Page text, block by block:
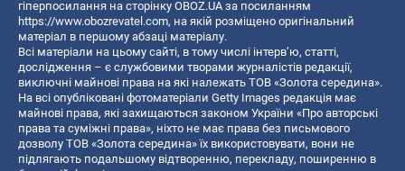
гіперпосилання на сторінку OBOZ.UA за посиланням
https://www.obozrevatel.com, на якій розміщено оригінальний
матеріал в першому абзаці матеріалу.
Всі матеріали на цьому сайті, в тому числі інтерв’ю, статті,
дослідження – є службовими творами журналістів редакції,
виключні майнові права на які належать ТОВ «Золота середина».
На всі опубліковані фотоматеріали Getty Images редакція має
майнові права, які захищаються законом України «Про авторські
права та суміжні права», ніхто не має права без письмового
дозволу ТОВ «Золота середина» їх використовувати, вони не
підлягають подальшому відтворенню, перекладу, поширенню в